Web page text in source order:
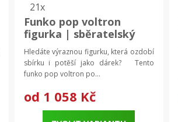
21x
Funko pop voltron
figurka | sběratelský
model
Hledáte výraznou figurku, která ozdobí
sbírku i potěší jako dárek? Tento
funko pop voltron po...
od 1 058 Kč